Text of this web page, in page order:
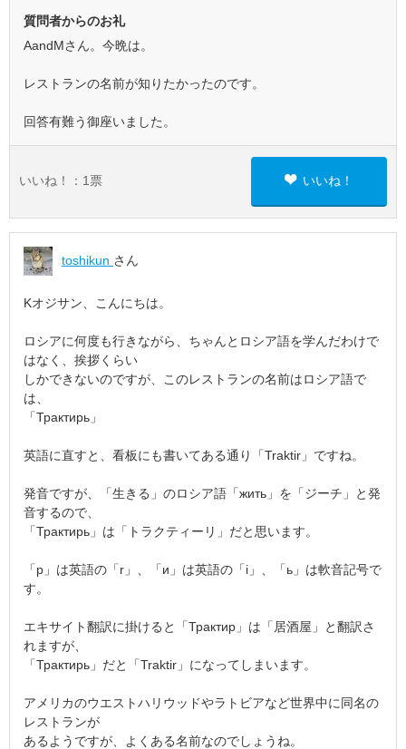
質問者からのお礼
AandMさん。今晩は。
レストランの名前が知りたかったのです。
回答有難う御座いました。
いいね！： 1 票 いいね！
toshikun さん
Kオジサン、こんにちは。
ロシアに何度も行きながら、ちゃんとロシア語を学んだわけで
はなく、挨拶くらい
しかできないのですが、このレストランの名前はロシア語で
は、
「Трактирь」
英語に直すと、看板にも書いてある通り「Traktir」ですね。
発音ですが、「生きる」のロシア語「жить」を「ジーチ」と発
音するので、
「Трактирь」は「トラクティーリ」だと思います。
「р」は英語の「r」、「и」は英語の「i」、「ь」は軟音記号で
す。
エキサイト翻訳に掛けると「Трактир」は「居酒屋」と翻訳さ
れますが、
「Трактирь」だと「Traktir」になってしまいます。
アメリカのウエストハリウッドやラトビアなど世界中に同名の
レストランが
あるようですが、よくある名前なのでしょうね。